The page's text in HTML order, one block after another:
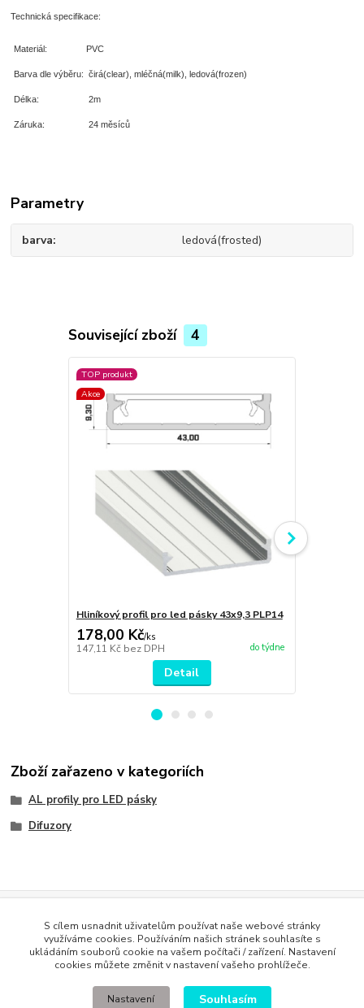
Technická specifikace:
Materiál: PVC
Barva dle výběru: čirá(clear), mléčná(milk), ledová(frozen)
Délka: 2m
Záruka: 24 měsíců
Parametry
barva ledová(frosted)
Související zboží 4
TOP produkt
Akce
Hliníkový profil pro led pásky 43x9,3 PLP14
178,00 Kč/ks
147,11 Kč bez DPH do týdne
Detail
Zboží zařazeno v kategoriích
AL profily pro LED pásky
Difuzory
Evidence Tržeb
Podle zákona o evidenci tržeb je prodávající povinen vystavit
kupujícímu účtenku. Zároveň je povinen zaevidovat přijatou tržbu u
správce daně online; v případě technického výpadku pak nejpozději do
S cílem usnadnit uživatelům používat naše webové stránky
využíváme cookies. Používáním našich stránek souhlasíte s
ukládáním souborů cookie na vašem počítači / zařízení. Nastavení
cookies můžete změnit v nastavení vašeho prohlížeče.
Nastavení Souhlasím